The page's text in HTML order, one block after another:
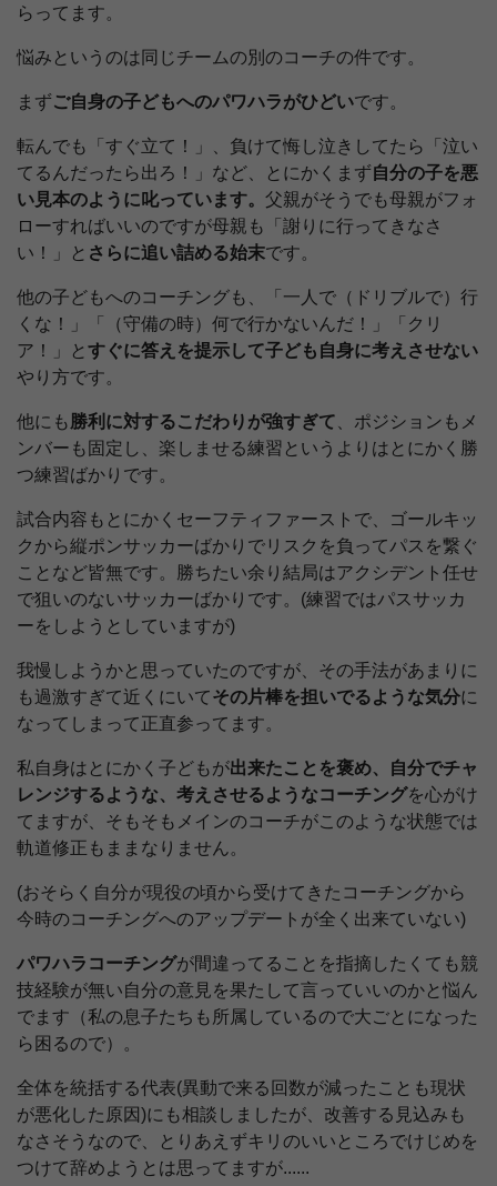
らってます。
悩みというのは同じチームの別のコーチの件です。
まずご自身の子どもへのパワハラがひどいです。
転んでも「すぐ立て！」、負けて悔し泣きしてたら「泣い
てるんだったら出ろ！」など、とにかくまず自分の子を悪
い見本のように叱っています。 父親がそうでも母親がフォ
ローすればいいのですが母親も「謝りに行ってきなさ
い！」と さらに追い詰める始末です。
他の子どもへのコーチングも、「一人で（ドリブルで）行
くな！」「（守備の時）何で行かないんだ！」「クリ
ア！」と すぐに答えを提示して子ども自身に考えさせない
やり方です。
他にも 勝利に対するこだわりが強すぎて 、ポジションもメ
ンバーも固定し、楽しませる練習というよりはとにかく勝
つ練習ばかりです。
試合内容もとにかくセーフティファーストで、ゴールキッ
クから縦ポンサッカーばかりでリスクを負ってパスを繋ぐ
ことなど皆無です。勝ちたい余り結局はアクシデント任せ
で狙いのないサッカーばかりです。(練習ではパスサッカ
ーをしようとしていますが)
我慢しようかと思っていたのですが、その手法があまりに
も過激すぎて近くにいてその片棒を担いでるような気分に
なってしまって正直参ってます。
私自身はとにかく子どもが出来たことを褒め、自分でチャ
レンジするような、考えさせるようなコーチングを心がけ
てますが、そもそもメインのコーチがこのような状態では
軌道修正もままなりません。
(おそらく自分が現役の頃から受けてきたコーチングから
今時のコーチングへのアップデートが全く出来ていない)
パワハラコーチングが間違ってることを指摘したくても競
技経験が無い自分の意見を果たして言っていいのかと悩ん
でます（私の息子たちも所属しているので大ごとになった
ら困るので）。
全体を統括する代表(異動で来る回数が減ったことも現状
が悪化した原因)にも相談しましたが、改善する見込みも
なさそうなので、とりあえずキリのいいところでけじめを
つけて辞めようとは思ってますが......